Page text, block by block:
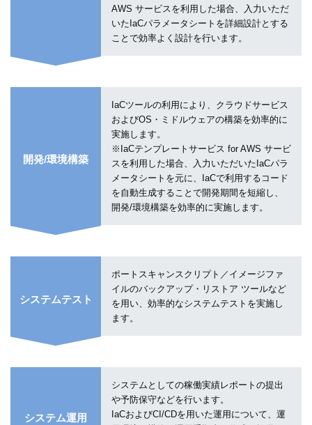
AWS サービスを利用した場合、入力いただ
いたIaCパラメータシートを詳細設計とする
ことで効率よく設計を行います。
開発/環境構築
IaCツールの利用により、クラウドサービス
およびOS・ミドルウェアの構築を効率的に
実施します。
※IaCテンプレートサービス for AWS サービ
スを利用した場合、入力いただいたIaCパラ
メータシートを元に、IaCで利用するコード
を自動生成することで開発期間を短縮し、
開発/環境構築を効率的に実施します。
システムテスト
ポートスキャンスクリプト／イメージファ
イルのバックアップ・リストア ツールなど
を用い、効率的なシステムテストを実施し
ます。
システム運用
システムとしての稼働実績レポートの提出
予防保守などを行います。
IaCおよびCI/CDを用いた運用について、運